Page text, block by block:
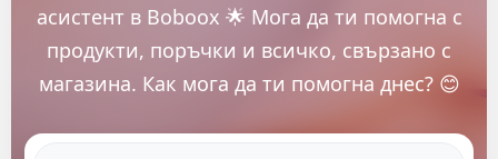
асистент в Boboox 🌟 Мога да ти помогна с
продукти, поръчки и всичко, свързано с
магазина. Как мога да ти помогна днес? 😊